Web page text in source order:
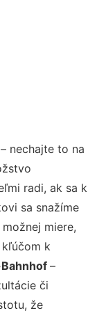
– nechajte to na
radi, ak sa k
sa snažíme
miere,
k
–
či
že